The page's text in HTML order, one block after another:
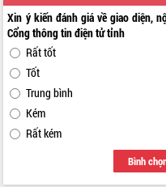
Xin ý kiến đánh giá về giao diện,
Cổng thông tin điện tử tỉnh
Rất tốt
Tốt
Trung bình
Kém
Rất kém
Bình